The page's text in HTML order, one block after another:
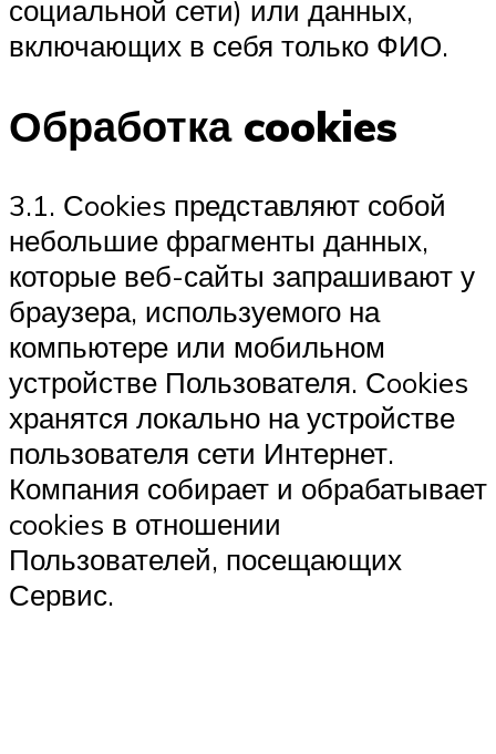
социальной сети) или данных,
включающих в себя только ФИО.
Обработка cookies
3.1. Сookies представляют собой
небольшие фрагменты данных,
которые веб-сайты запрашивают у
браузера, используемого на
компьютере или мобильном
устройстве Пользователя. Сookies
хранятся локально на устройстве
пользователя сети Интернет.
Компания собирает и обрабатывает
cookies в отношении
Пользователей, посещающих
Сервис.